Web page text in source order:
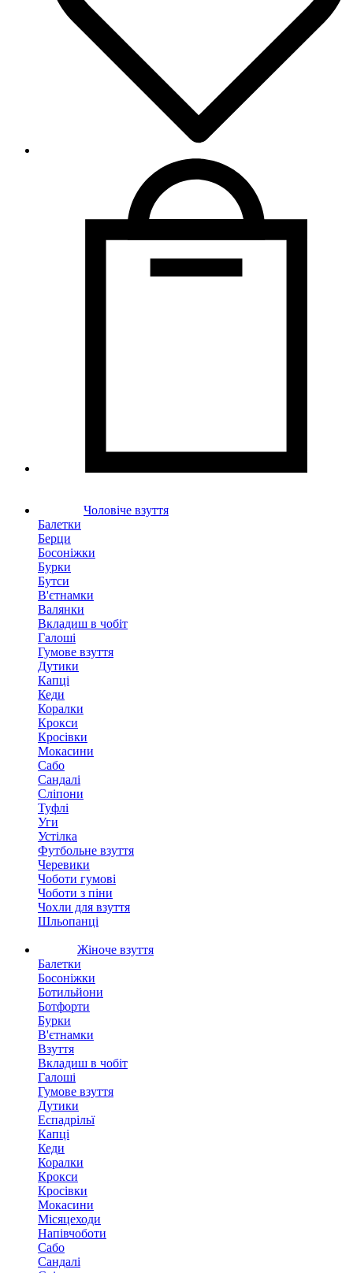
Чоловіче взуття
Балетки
Берци
Босоніжки
Бурки
Бутси
В'єтнамки
Валянки
Вкладиш в чобіт
Галоші
Гумове взуття
Дутики
Капці
Кеди
Коралки
Крокси
Кросівки
Мокасини
Сабо
Сандалі
Сліпони
Туфлі
Уги
Устілка
Футбольне взуття
Черевики
Чоботи гумові
Чоботи з піни
Чохли для взуття
Шльопанці
Жіноче взуття
Балетки
Босоніжки
Ботильйони
Ботфорти
Бурки
В'єтнамки
Взуття
Вкладиш в чобіт
Галоші
Гумове взуття
Дутики
Еспадрільї
Капці
Кеди
Коралки
Крокси
Кросівки
Мокасини
Місяцеходи
Напівчоботи
Сабо
Сандалі